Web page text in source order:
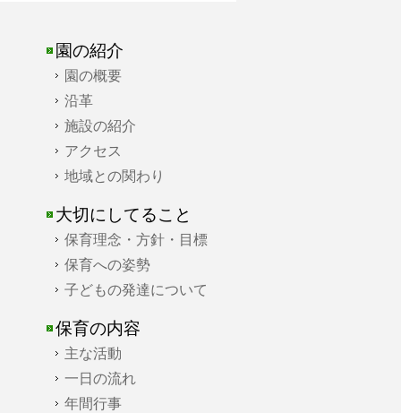
園の紹介
園の概要
沿革
施設の紹介
アクセス
地域との関わり
大切にしてること
保育理念・方針・目標
保育への姿勢
子どもの発達について
保育の内容
主な活動
一日の流れ
年間行事